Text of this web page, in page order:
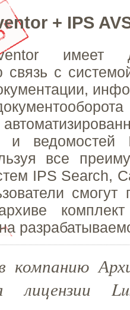
+ IPS
имеет
связь с
и
все
IPS Search,
смогут
комплект
компанию
лицензии